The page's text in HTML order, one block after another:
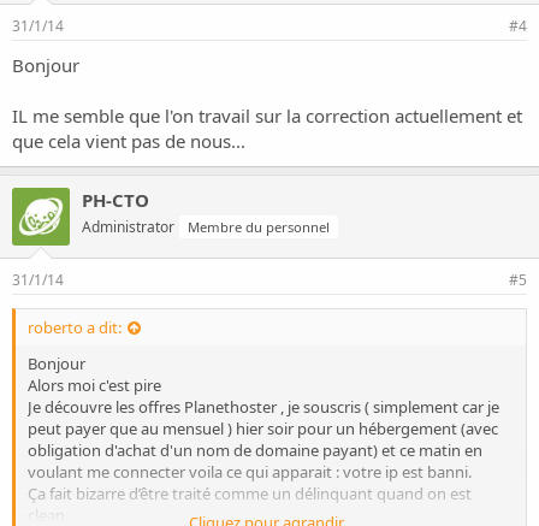
31/1/14 #4
Bonjour
IL me semble que l'on travail sur la correction actuellement et
que cela vient pas de nous...
PH-CTO
Administrator Membre du personnel
31/1/14 #5
roberto a dit:
Bonjour
Alors moi c'est pire
Je découvre les offres Planethoster , je souscris ( simplement car je
peut payer que au mensuel ) hier soir pour un hébergement (avec
obligation d'achat d'un nom de domaine payant) et ce matin en
voulant me connecter voila ce qui apparait : votre ip est banni.
Ça fait bizarre d’être traité comme un délinquant quand on est
clean.